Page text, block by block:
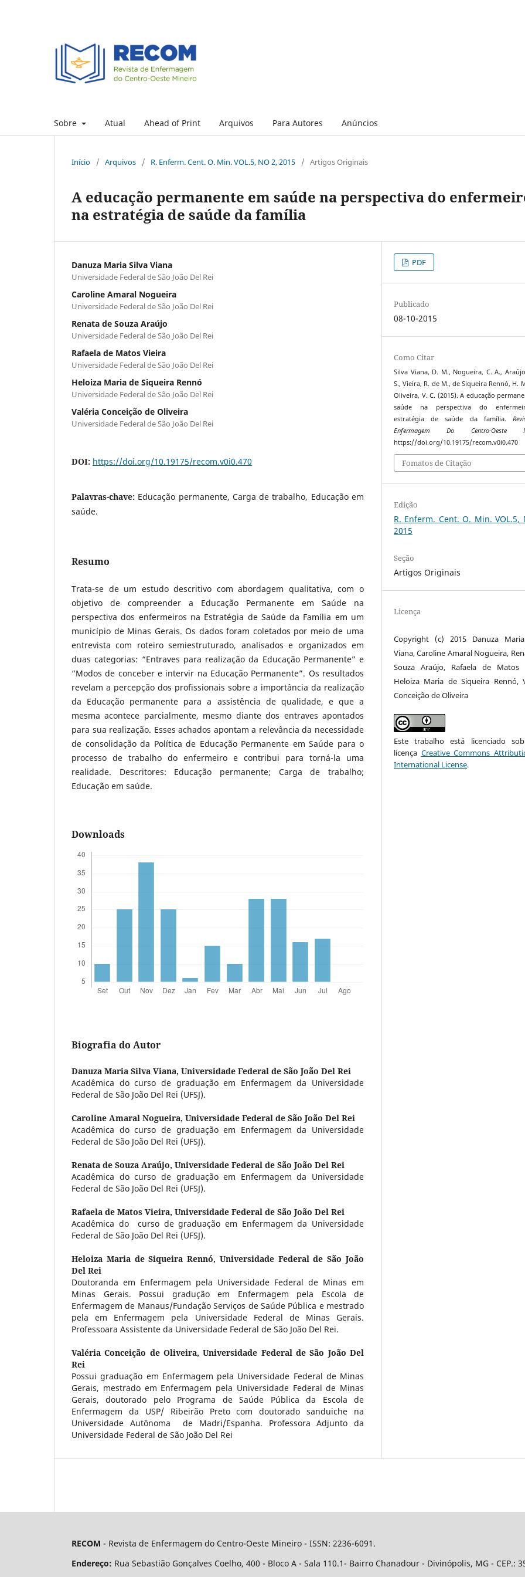
Sobre Atual Ahead of Print Arquivos Para Autores Anúncios
Início / Arquivos / R. Enferm. Cent. O. Min. VOL.5, NO 2, 2015 / Artigos Originais
A educação permanente em saúde na perspectiva do
na estratégia de saúde da família
Danuza Maria Silva Viana
Universidade Federal de São João Del Rei
Caroline Amaral Nogueira
Universidade Federal de São João Del Rei
Renata de Souza Araújo
Universidade Federal de São João Del Rei
Rafaela de Matos Vieira
Universidade Federal de São João Del Rei
Heloiza Maria de Siqueira Rennó
Universidade Federal de São João Del Rei
Valéria Conceição de Oliveira
Universidade Federal de São João Del Rei
DOI: https://doi.org/10.19175/recom.v0i0.470
Palavras-chave: Educação permanente, Carga de trabalho, Educação em
saúde.
Resumo
Trata-se de um estudo descritivo com abordagem qualitativa, com o
objetivo de compreender a Educação Permanente em Saúde na
perspectiva dos enfermeiros na Estratégia de Saúde da Família em um
município de Minas Gerais. Os dados foram coletados por meio de uma
entrevista com roteiro semiestruturado, analisados e organizados em
duas categorias: “Entraves para realização da Educação Permanente” e
“Modos de conceber e intervir na Educação Permanente”. Os resultados
revelam a percepção dos profissionais sobre a importância da realização
da Educação permanente para a assistência de qualidade, e que a
mesma acontece parcialmente, mesmo diante dos entraves apontados
para sua realização. Esses achados apontam a relevância da necessidade
de consolidação da Política de Educação Permanente em Saúde para o
processo de trabalho do enfermeiro e contribui para torná-la uma
realidade. Descritores: Educação permanente; Carga de trabalho;
Educação em saúde.
Downloads
Biografia do Autor
Danuza Maria Silva Viana, Universidade Federal de São João Del Rei
Acadêmica do curso de graduação em Enfermagem da Universidade
Federal de São João Del Rei (UFSJ).
Caroline Amaral Nogueira, Universidade Federal de São João Del Rei
Acadêmica do curso de graduação em Enfermagem da Universidade
Federal de São João Del Rei (UFSJ).
Renata de Souza Araújo, Universidade Federal de São João Del Rei
Acadêmica do curso de graduação em Enfermagem da Universidade
Federal de São João Del Rei (UFSJ).
Rafaela de Matos Vieira, Universidade Federal de São João Del Rei
Acadêmica do curso de graduação em Enfermagem da Universidade
Federal de São João Del Rei (UFSJ).
Heloiza Maria de Siqueira Rennó, Universidade Federal de São João
Del Rei
Doutoranda em Enfermagem pela Universidade Federal de Minas em
Minas Gerais. Possui gradução em Enfermagem pela Escola de
Enfermagem de Manaus/Fundação Serviços de Saúde Pública e mestrado
pela em Enfermagem pela Universidade Federal de Minas Gerais.
Professoara Assistente da Universidade Federal de São João Del Rei.
Valéria Conceição de Oliveira,Universidade Federal de São João Del
Rei
Possui graduação em Enfermagem pela Universidade Federal de Minas
Gerais, mestrado em Enfermagem pela Universidade Federal de Minas
Gerais, doutorado pelo Programa de Saúde Pública da Escola de
Enfermagem da USP/ Ribeirão Preto com doutorado sanduiche na
Universidade Autônoma de Madri/Espanha. Professora Adjunto da
Universidade Federal de São João Del Rei
PDF
Publicado
08-10-2015
Como Citar
Silva Viana, D. M., Nogueira, C. A.,
S., Vieira, R. de M., de Siqueira Rennó, H.
Oliveira, V. C. (2015). A educação
saúde na perspectiva do
estratégia de saúde da família.
Enfermagem Do Centro-Oeste
https://doi.org/10.19175/recom.v0i0.470
Fomatos de Citação
Edição
R. Enferm. Cent. O. Min. VOL.5,
2015
Seção
Artigos Originais
Licença
Copyright (c) 2015 Danuza
Viana, Caroline Amaral Nogueira,
Souza Araújo, Rafaela de Matos
Heloiza Maria de Siqueira Rennó,
Conceição de Oliveira
Este trabalho está licenciado
licença Creative Commons
International License.
RECOM - Revista de Enfermagem do Centro-Oeste Mineiro - ISSN: 2236-6091.
Endereço: Rua Sebastião Gonçalves Coelho, 400 - Bloco A - Sala 110.1- Bairro Chanadour - Divinópolis, MG - CEP.: